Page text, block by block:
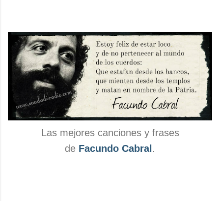
Las mejores canciones y frases
de Facundo Cabral .